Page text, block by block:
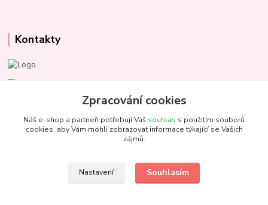
Kontakty
Marcela Kupková
+420 731 153 484
info@unezbednychklubicek.cz
Zpracování cookies
Náš e-shop a partneři potřebují Váš souhlas s použitím souborů
cookies, aby Vám mohli zobrazovat informace týkající se Vašich
zájmů.
Nastavení Souhlasím